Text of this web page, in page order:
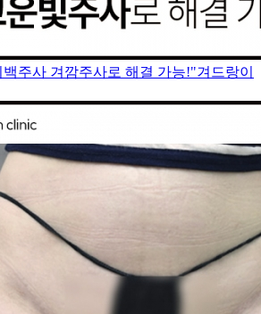
주사 겨깜주사로 해결 가능!"겨드랑이